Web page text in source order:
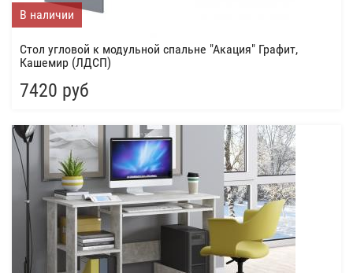
В наличии
Стол угловой к модульной спальне "Акация" Графит,
Кашемир (ЛДСП)
7420 руб